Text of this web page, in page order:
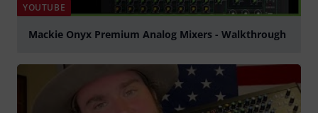
YOUTUBE
Mackie Onyx Premium Analog Mixers - Walkthrough